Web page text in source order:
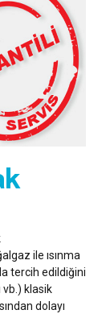
ile ısınma
tercih edildiğini
vb.) klasik
dolayı